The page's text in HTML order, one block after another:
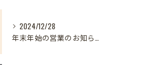
2024/12/28
年末年始の営業のお知らせ【盛岡の雑貨屋】